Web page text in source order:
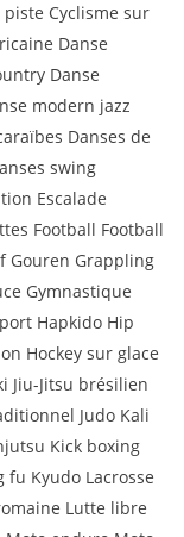
Cyclisme sur
Danse
Danse
modern jazz
Danses de
swing
Escalade
Football Football
Gouren Grappling
Gymnastique
Hapkido Hip
Hockey sur glace
Jiu-Jitsu brésilien
Judo Kali
Kick boxing
Kyudo Lacrosse
Lutte libre